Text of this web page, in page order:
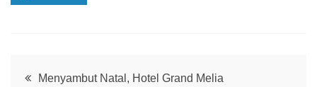
PostMenyambut Natal, Hotel Grand Melia